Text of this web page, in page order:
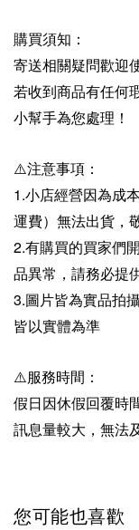
購買須知：
寄送相關疑問歡迎
若收到商品有任何
小幫手為您處理！
⚠️注意事項：
1.小店經營因為成
運費）無法出貨，
2.有購買的買家們
品異常，請務必提
3.圖片皆為實品拍
皆以實體為準
⚠️服務時間：
假日因休假回覆時
訊息量較大，無法
您可能也喜歡